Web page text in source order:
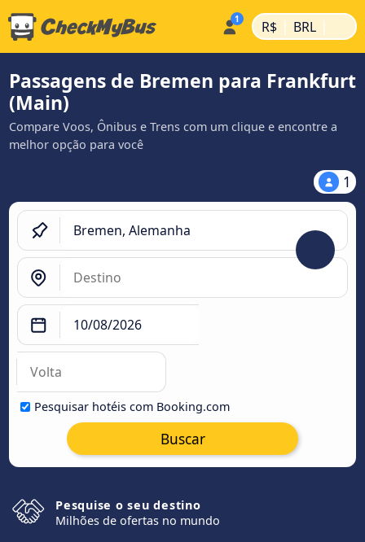
R$ | BRL |
Passagens de Bremen para Frankfurt
(Main)
Compare Voos, Ônibus e Trens com um clique e encontre a
melhor opção para você
1
Pesquisar hotéis com Booking.com
Buscar
Pesquise o seu destino
Milhões de ofertas no mundo